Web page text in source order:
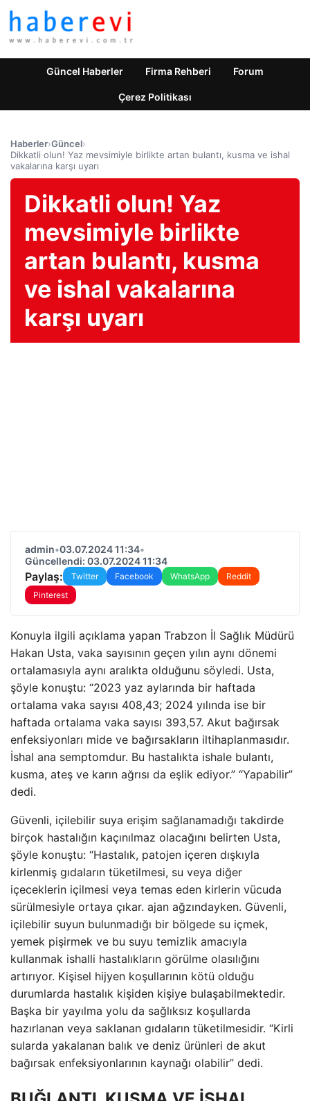
Güncel Haberler Firma Rehberi Forum
Çerez Politikası
Haberler›Güncel›
Dikkatli olun! Yaz mevsimiyle birlikte artan bulantı, kusma ve ishal
vakalarına karşı uyarı
Dikkatli olun! Yaz
mevsimiyle birlikte
artan bulantı, kusma
ve ishal vakalarına
karşı uyarı
admin•03.07.2024 11:34•
Güncellendi: 03.07.2024 11:34
Paylaş: Twitter Facebook WhatsApp
Reddit
Pinterest
Konuyla ilgili açıklama yapan Trabzon İl Sağlık Müdürü
Hakan Usta, vaka sayısının geçen yılın aynı dönemi
ortalamasıyla aynı aralıkta olduğunu söyledi. Usta,
şöyle konuştu: “2023 yaz aylarında bir haftada
ortalama vaka sayısı 408,43; 2024 yılında ise bir
haftada ortalama vaka sayısı 393,57. Akut bağırsak
enfeksiyonları mide ve bağırsakların iltihaplanmasıdır.
İshal ana semptomdur. Bu hastalıkta ishale bulantı,
kusma, ateş ve karın ağrısı da eşlik ediyor.” “Yapabilir”
dedi.
Güvenli, içilebilir suya erişim sağlanamadığı takdirde
birçok hastalığın kaçınılmaz olacağını belirten Usta,
şöyle konuştu: “Hastalık, patojen içeren dışkıyla
kirlenmiş gıdaların tüketilmesi, su veya diğer
içeceklerin içilmesi veya temas eden kirlerin vücuda
sürülmesiyle ortaya çıkar. ajan ağzındayken. Güvenli,
içilebilir suyun bulunmadığı bir bölgede su içmek,
yemek pişirmek ve bu suyu temizlik amacıyla
kullanmak ishalli hastalıkların görülme olasılığını
artırıyor. Kişisel hijyen koşullarının kötü olduğu
durumlarda hastalık kişiden kişiye bulaşabilmektedir.
Başka bir yayılma yolu da sağlıksız koşullarda
hazırlanan veya saklanan gıdaların tüketilmesidir. “Kirli
sularda yakalanan balık ve deniz ürünleri de akut
bağırsak enfeksiyonlarının kaynağı olabilir” dedi.